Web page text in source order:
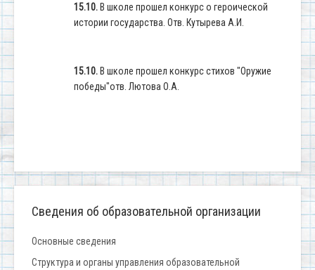
15.10. В школе прошел конкурс о героической
истории государства. Отв. Кутырева А.И.
15.10. В школе прошел конкурс стихов "Оружие
победы"отв. Лютова О.А.
Сведения об образовательной организации
Основные сведения
Структура и органы управления образовательной